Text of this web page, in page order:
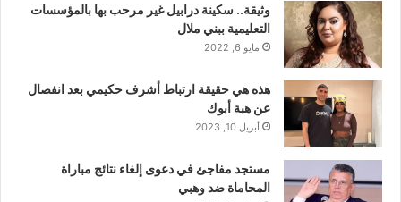
وثيقة.. سكينة درابيل غير مرحب بها بالمؤسسات
التعليمية ببني ملال
مايو 6, 2022
هذه هي حقيقة ارتباط أشرف حكيمي بعد انفصال
عن هبة أبوك
أبريل 10, 2023
مستجد مفاجئ في دعوى إلغاء نتائج مباراة
المحاماة ضد وهبي